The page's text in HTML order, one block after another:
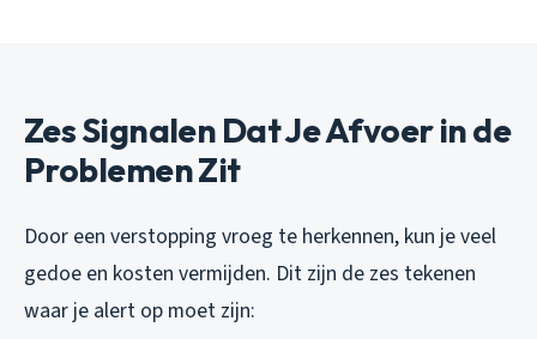
Zes Signalen Dat Je Afvoer in de
Problemen Zit
Door een verstopping vroeg te herkennen, kun je veel
gedoe en kosten vermijden. Dit zijn de zes tekenen
waar je alert op moet zijn: